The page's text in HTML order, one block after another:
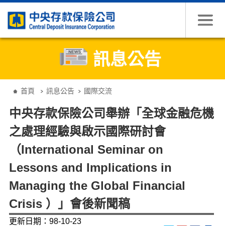
訊息公告
首頁 訊息公告 國際交流
中央存款保險公司舉辦「全球金融危機
之處理經驗與啟示國際研討會
（International Seminar on
Lessons and Implications in
Managing the Global Financial
Crisis ）」會後新聞稿
更新日期：98-10-23